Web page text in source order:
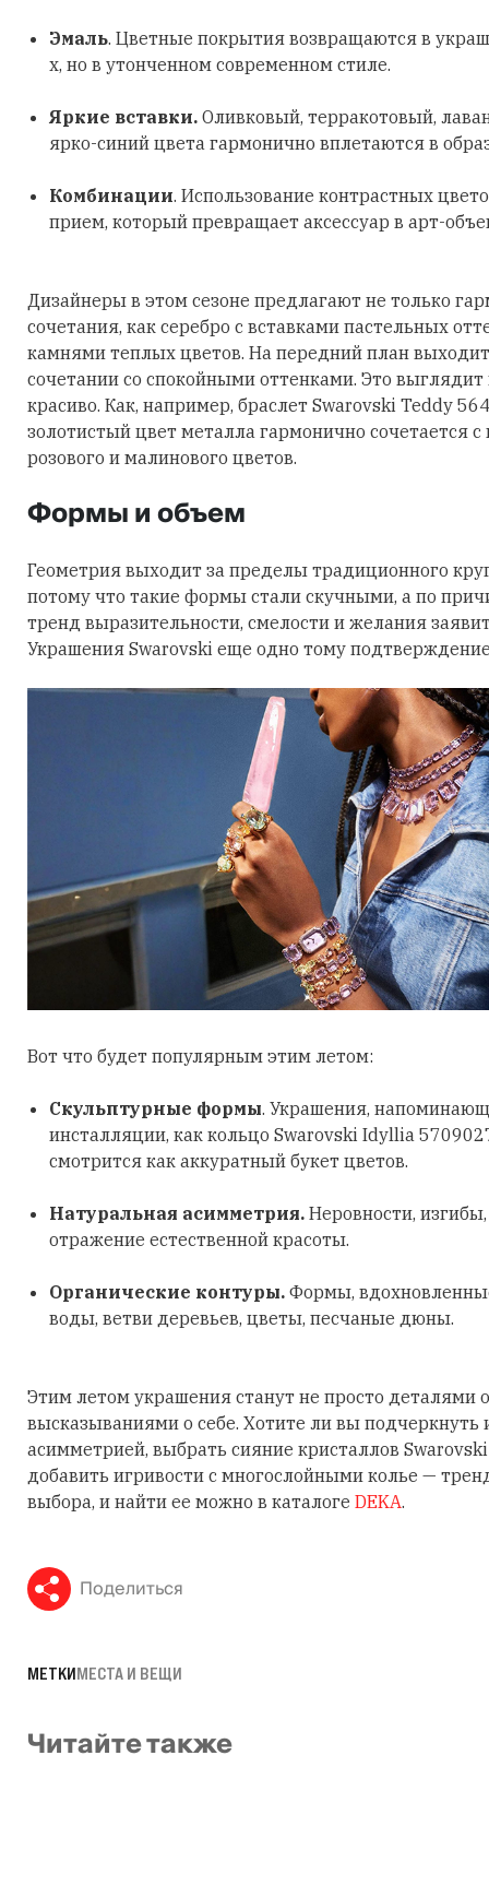
Эмаль. Цветные покрытия возвращаются в
х, но в утонченном современном стиле.
Яркие вставки. Оливковый, терракотовый,
ярко-синий цвета гармонично вплетаются в
Комбинации. Использование контрастных
прием, который превращает аксессуар в арт-
Дизайнеры в этом сезоне предлагают не только
сочетания, как серебро с вставками пастельных
камнями теплых цветов. На передний план
сочетании со спокойными оттенками. Это
красиво. Как, например, браслет Swarovski Teddy
золотистый цвет металла гармонично сочетается
розового и малинового цветов.
Формы и объем
Геометрия выходит за пределы традиционного
потому что такие формы стали скучными, а по
тренд выразительности, смелости и желания
Украшения Swarovski еще одно тому
Вот что будет популярным этим летом:
Скульптурные формы. Украшения,
инсталляции, как кольцо Swarovski Idyllia
смотрится как аккуратный букет цветов.
Натуральная асимметрия. Неровности,
отражение естественной красоты.
Органические контуры. Формы,
воды, ветви деревьев, цветы, песчаные дюны.
Этим летом украшения станут не просто деталями
высказываниями о себе. Хотите ли вы подчеркнуть
асимметрией, выбрать сияние кристаллов
добавить игривости с многослойными колье —
выбора, и найти ее можно в каталоге DEKA.
Поделиться
МЕТКИМЕСТА И ВЕЩИ
Читайте также